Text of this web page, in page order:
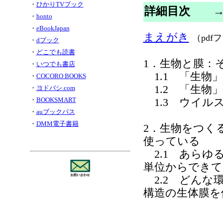
・ ひかりTVブック
・ honto
・ eBookJapan
・ dブック
・ どこでも読書
・ いつでも書店
・ COCORO BOOKS
・ ヨドバシ.com
・ BOOKSMART
・ auブックパス
・ DMM電子書籍
詳細目次
まえがき （pdf
1．生物と膜：
1.1 「生物」
1.2 「生物」
1.3 ウイルス
2．生物をつく
使っている
2.1 あらゆる
単位からでき
2.2 どんな環
構造の生体膜